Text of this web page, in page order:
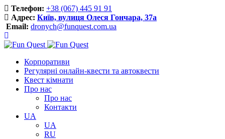
Телефон: +38 (067) 445 91 91
Адрес: Київ, вулиця Олеся Гончара, 37a
Email: dronych@funquest.com.ua
Корпоративи
Регулярні онлайн-квести та автоквести
Квест кімнати
Про нас
Про нас
Контакти
UA
UA
RU